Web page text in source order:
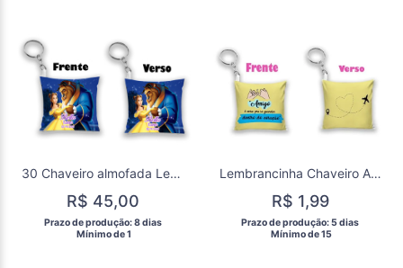
30 Chaveiro almofada Lembrancinha A Bela e a Fera
R$ 45,00
Prazo de produção: 8 dias
  Mínimo de 1
Lembrancinha Chaveiro Almofada Amizade
R$ 1,99
Prazo de produção: 5 dias
  Mínimo de 15